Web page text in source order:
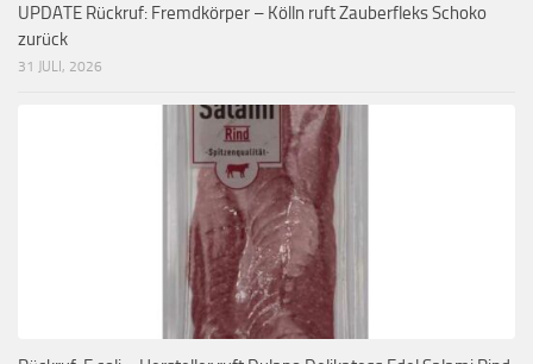
UPDATE Rückruf: Fremdkörper – Kölln ruft Zauberfleks Schoko
zurück
31 JULI, 2026